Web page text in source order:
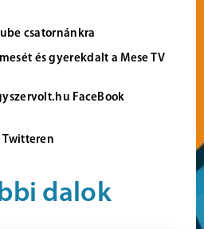
csatornánkra
és gyerekdalt a Mese TV
FaceBook
Twitteren
dalok